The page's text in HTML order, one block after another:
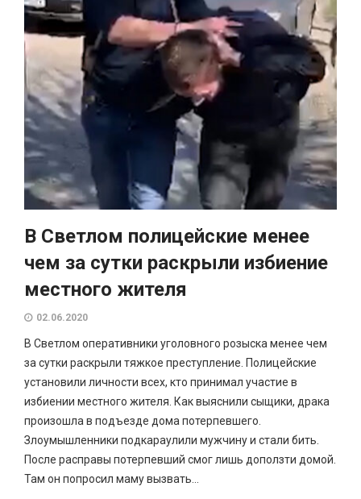
В Светлом полицейские менее
чем за сутки раскрыли избиение
местного жителя
02.06.2020
В Светлом оперативники уголовного розыска менее чем
за сутки раскрыли тяжкое преступление. Полицейские
установили личности всех, кто принимал участие в
избиении местного жителя. Как выяснили сыщики, драка
произошла в подъезде дома потерпевшего.
Злоумышленники подкараулили мужчину и стали бить.
После расправы потерпевший смог лишь доползти домой.
Там он попросил маму вызвать...